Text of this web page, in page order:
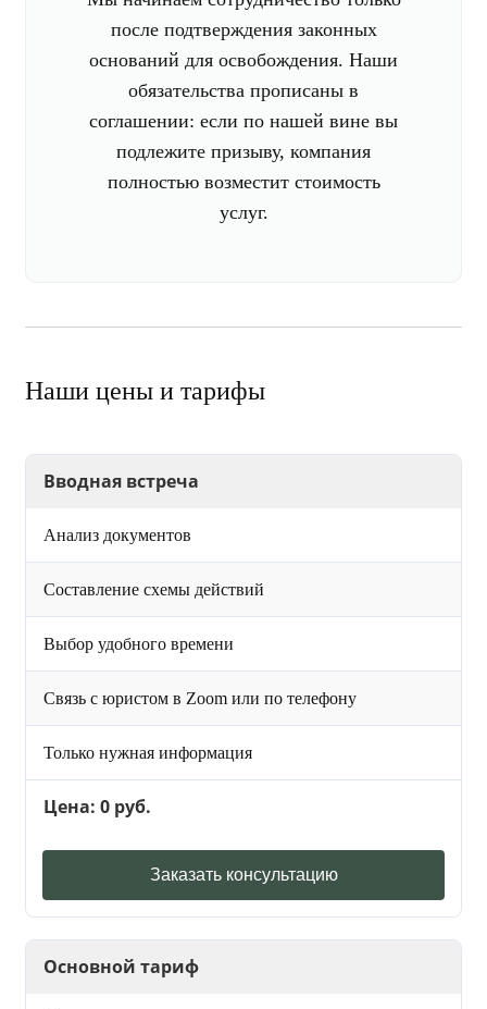
после подтверждения законных
оснований для освобождения. Наши
обязательства прописаны в
соглашении: если по нашей вине вы
подлежите призыву, компания
полностью возместит стоимость
услуг.
Наши цены и тарифы
Вводная встреча
Анализ документов
Составление схемы действий
Выбор удобного времени
Связь с юристом в Zoom или по телефону
Только нужная информация
Цена: 0 руб.
Заказать консультацию
Основной тариф